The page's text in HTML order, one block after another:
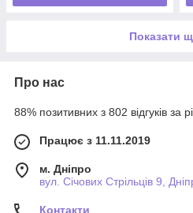
Показати
Про нас
88% позитивних з 802 відгуків за
Працює з 11.11.2019
м. Дніпро
вул. Січових Стрільців 9,
Контакти